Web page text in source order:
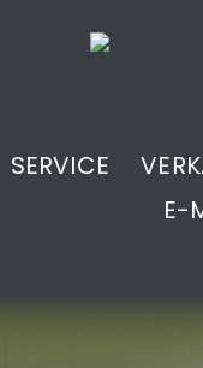
SERVICE
E-